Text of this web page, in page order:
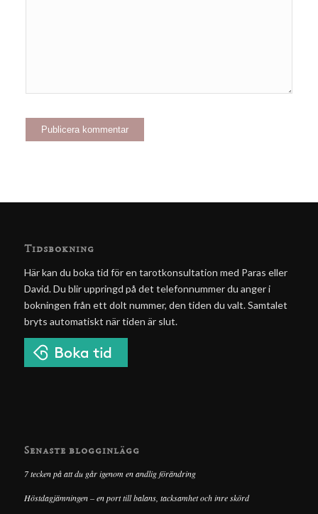
Tidsbokning
Här kan du boka tid för en tarotkonsultation med Paras eller
David. Du blir uppringd på det telefonnummer du anger i
bokningen från ett dolt nummer, den tiden du valt. Samtalet
bryts automatiskt när tiden är slut.
Senaste blogginlägg
7 tecken på att du går igenom en andlig förändring
Höstdagjämningen – en port till balans, tacksamhet och inre skörd